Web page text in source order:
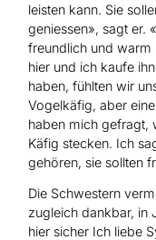
leisten kann. Sie
geniessen», sagt er.
freundlich und warm
hier und ich kaufe
haben, fühlten wir
Vogelkäfig, aber
haben mich gefragt,
Käfig stecken. Ich
gehören, sie sollten
Die Schwestern
zugleich dankbar, in
hier sicher Ich liebe